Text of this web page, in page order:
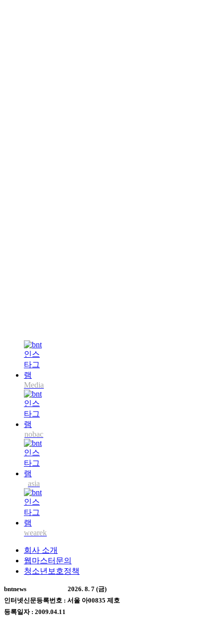
Media
nobac
asia
wearek
회사 소개
웹마스터문의
청소년보호정책
bntnews
2026. 8. 7 (금)
인터넷신문등록번호 : 서울 아00835 제호
등록일자 : 2009.04.11